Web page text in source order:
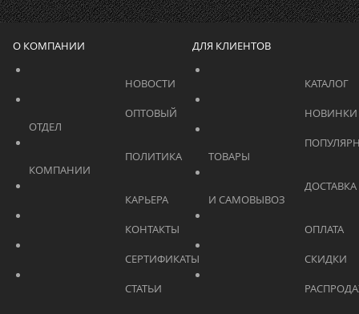
О КОМПАНИИ
			    		КАРЬЕРА
ДЛЯ КЛИЕНТОВ